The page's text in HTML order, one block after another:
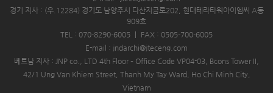
경기 지사 : (우.12284) 경기도 남양주시 다산지금로202, 현대테라타워아이엠씨 A동
909호
TEL : 070-8290-6005
FAX : 0505-700-6005
E-mail : jndarchi@jteceng.com
베트남 지사 : JNP co., LTD 4th Floor – Office Code VP04-03, Bcons Tower II,
42/1 Ung Van Khiem Street, Thanh My Tay Ward, Ho Chi Minh City,
Vietnam